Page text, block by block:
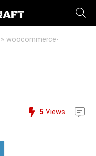
» woocommerce-
5 Views